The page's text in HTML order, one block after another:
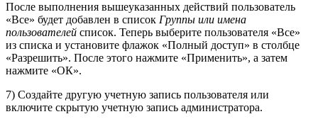
После выполнения вышеуказанных действий пользователь
«Все» будет добавлен в список Группы или имена
пользователей список. Теперь выберите пользователя «Все»
из списка и установите флажок «Полный доступ» в столбце
«Разрешить». После этого нажмите «Применить», а затем
нажмите «ОК».
7) Создайте другую учетную запись пользователя или
включите скрытую учетную запись администратора.